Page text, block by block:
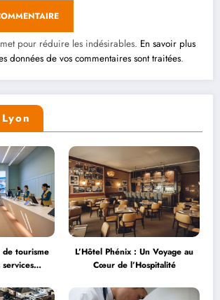
pour réduire les indésirables. En savoir plus
données de vos commentaires sont traitées.
de tourisme
L’Hôtel Phénix : Un Voyage au
Cœur de l’Hospitalité